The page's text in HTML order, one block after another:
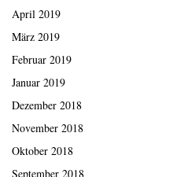
April 2019
März 2019
Februar 2019
Januar 2019
Dezember 2018
November 2018
Oktober 2018
September 2018